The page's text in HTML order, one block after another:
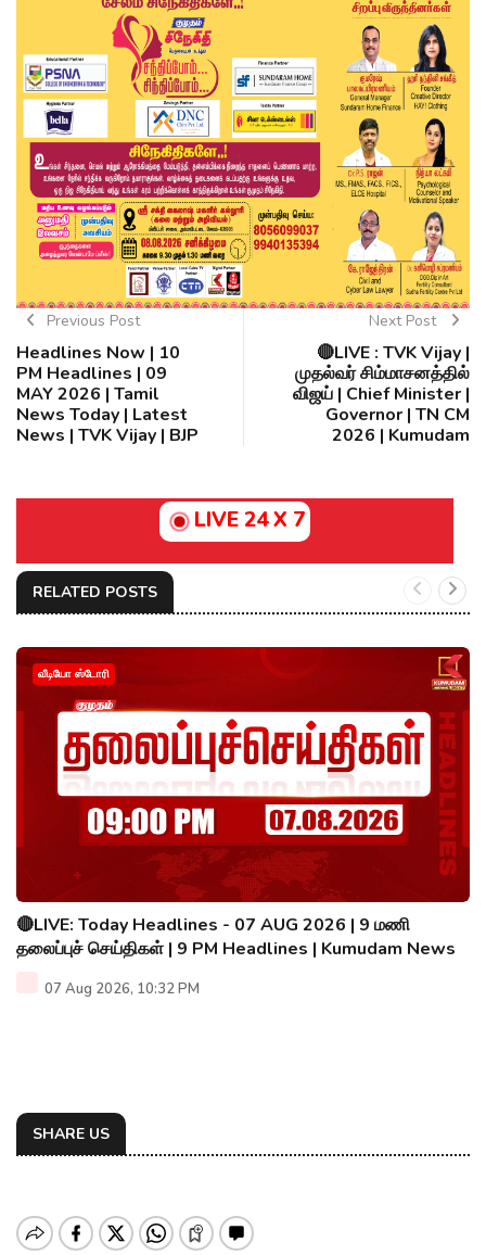
Previous Post
Headlines Now | 10
PM Headlines | 09
MAY 2026 | Tamil
News Today | Latest
News | TVK Vijay | BJP
Next Post
🔴LIVE : TVK Vijay |
முதல்வர் சிம்மாசனத்தில்
விஜய் | Chief Minister |
Governor | TN CM
2026 | Kumudam
LIVE 24 X 7
RELATED POSTS
வீடியோ ஸ்டோரி
🔴LIVE: Today Headlines - 07 AUG 2026 | 9 மணி
தலைப்புச் செய்திகள் | 9 PM Headlines | Kumudam News
07 Aug 2026, 10:32 PM
SHARE US